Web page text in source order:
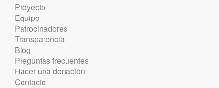
Proyecto
Equipo
Patrocinadores
Transparencia
Blog
Preguntas frecuentes
Hacer una donación
Contacto